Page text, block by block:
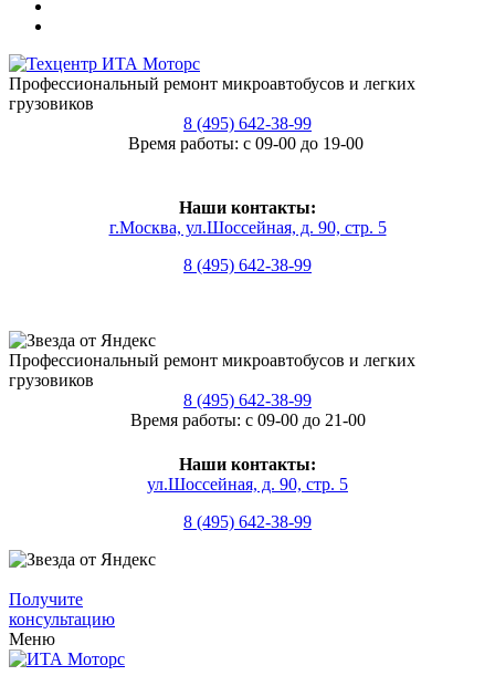
Профессиональный ремонт микроавтобусов и легких
грузовиков
8 (495) 642-38-99
Время работы: с 09-00 до 19-00
Наши контакты:
г.Москва, ул.Шоссейная, д. 90, стр. 5
8 (495) 642-38-99
Профессиональный ремонт микроавтобусов и легких
грузовиков
8 (495) 642-38-99
Время работы: с 09-00 до 21-00
Наши контакты:
ул.Шоссейная, д. 90, стр. 5
8 (495) 642-38-99
Получите
консультацию
Меню